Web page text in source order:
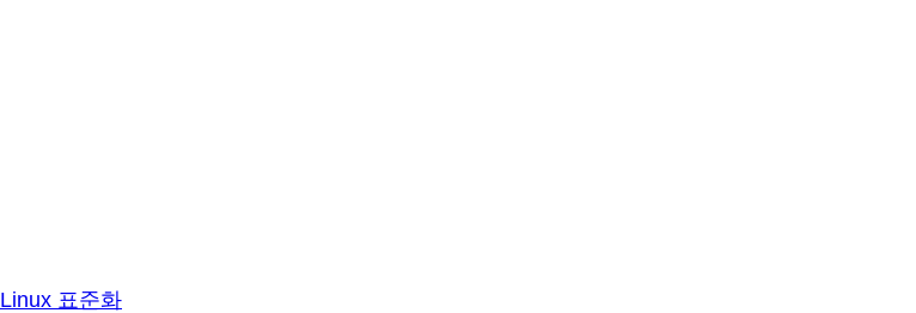
Linux 표준화